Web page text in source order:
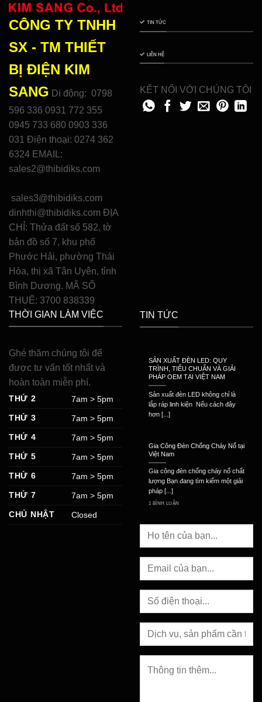
CÔNG TY TNHH
SX - TM THIẾT
BỊ ĐIỆN KIM
SANG Di động: 0798
596 336 0931 772 355
0945 733 680 0903 336
031 Điện thoại: 0274 362
6324 EMAIL:
sales2@thibidiks.com
sales3@thibidiks.com
dinhthi@thibidiks.com ĐỊA
CHỈ: Thửa đất số 582, tờ
bản đồ số 7, khu phố
Phước Hải, phường Thái
Hòa, thị xã Tân Uyên, tỉnh
Bình Dương. MÃ SỐ
THUẾ: 3700 838339
TIN TỨC
LIÊN HỆ
KẾT NỐI VỚI CHÚNG TÔI
THỜI GIAN LÀM VIỆC
Ghé thăm chúng tôi để
được tư vấn tốt nhất và
hoàn toàn miễn phí.
THỨ 2
7am > 5pm
THỨ 3
7am > 5pm
THỨ 4
7am > 5pm
THỨ 5
7am > 5pm
THỨ 6
7am > 5pm
THỨ 7
7am > 5pm
CHỦ NHẬT
Closed
TIN TỨC
SẢN XUẤT ĐÈN LED: QUY
TRÌNH, TIÊU CHUẨN VÀ GIẢI
PHÁP OEM TẠI VIỆT NAM
Sản xuất đèn LED không chỉ là
lắp ráp linh kiện Nếu cách đây
hơn [...]
Gia Công Đèn Chống Cháy Nổ tại
Việt Nam
Gia công đèn chống cháy nổ chất
lượng Bạn đang tìm kiếm một giải
pháp [...]
1 BÌNH LUẬN